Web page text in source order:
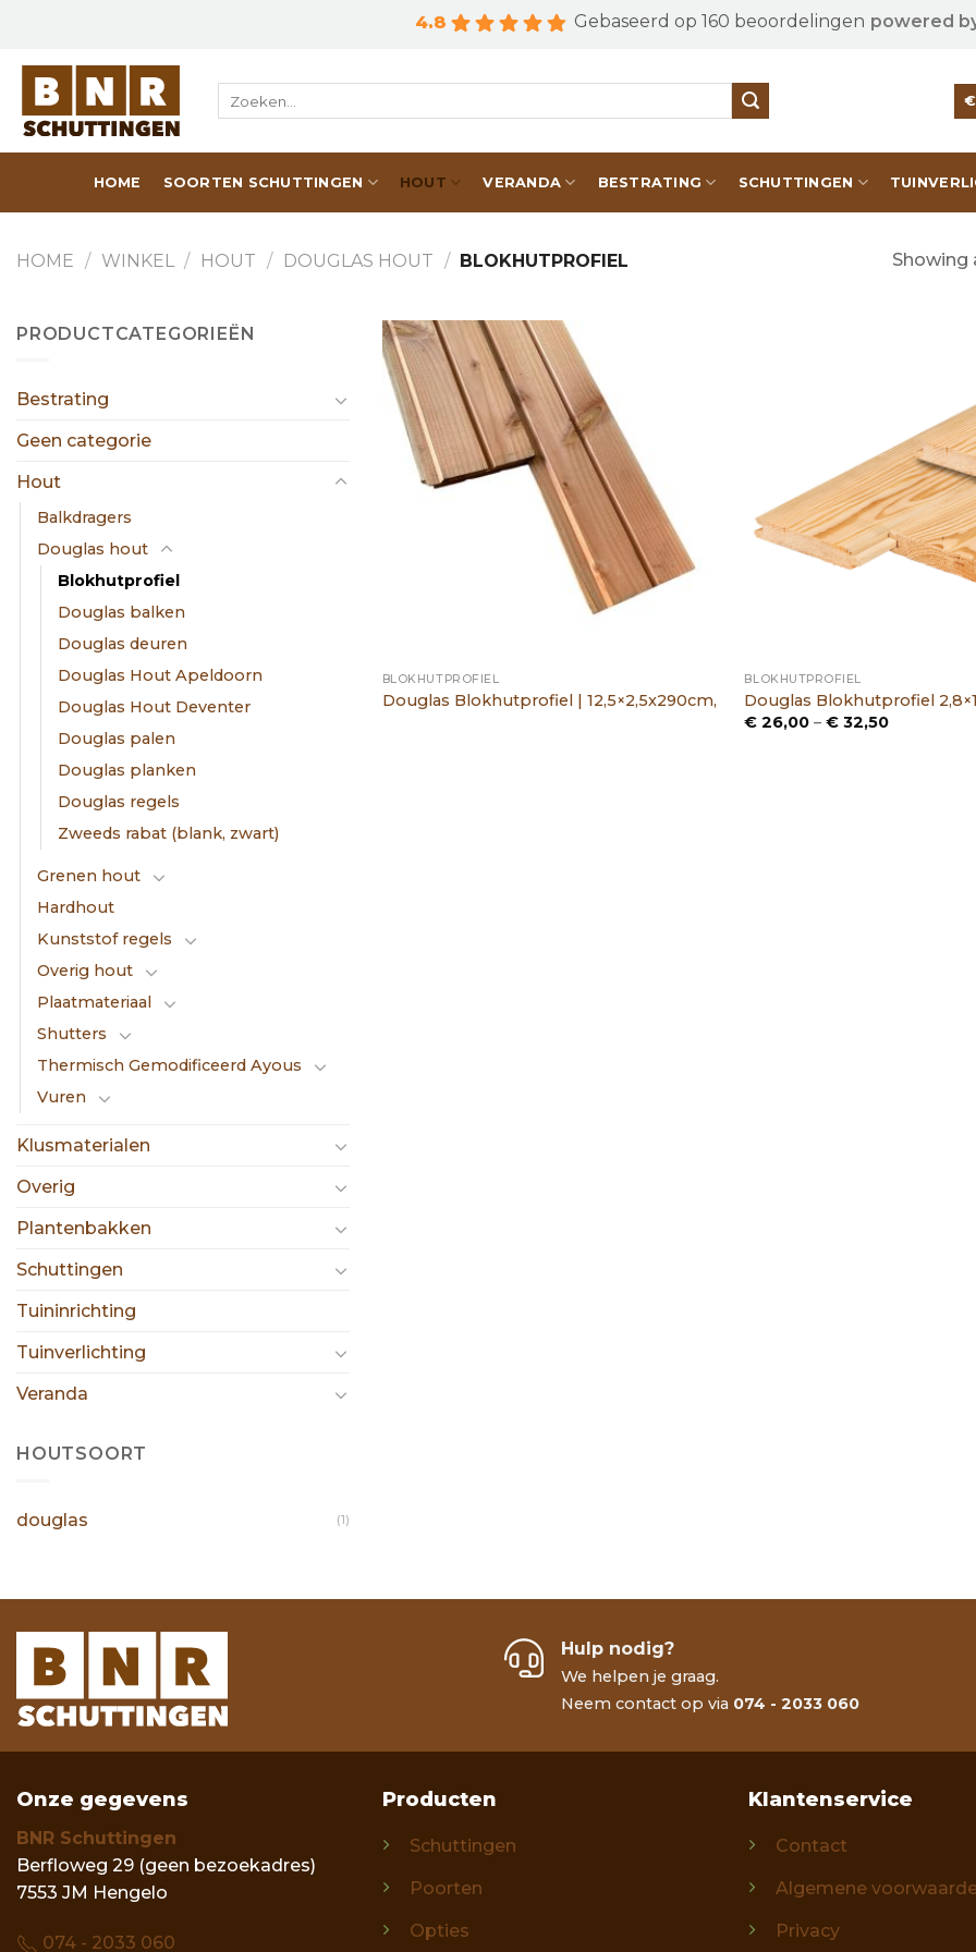
content
4.8 Gebaseerd op 160 beoordelingen powered
€
HOME SOORTEN SCHUTTINGEN HOUT VERANDA BESTRATING SCHUTTINGEN
HOME / WINKEL / HOUT / DOUGLAS HOUT / BLOKHUTPROFIEL Showing
PRODUCTCATEGORIEËN
Bestrating
Geen categorie
Hout
Balkdragers
Douglas hout
Blokhutprofiel
Douglas balken
Douglas deuren
Douglas Hout Apeldoorn
Douglas Hout Deventer
Douglas palen
Douglas planken
Douglas regels
Zweeds rabat (blank, zwart)
Grenen hout
Hardhout
Kunststof regels
Overig hout
Plaatmateriaal
Shutters
Thermisch Gemodificeerd Ayous
Vuren
Klusmaterialen
Overig
Plantenbakken
Schuttingen
Tuininrichting
Tuinverlichting
Veranda
HOUTSOORT
douglas (1)
BLOKHUTPROFIEL
Douglas Blokhutprofiel | 12,5×2,5x290cm,
BLOKHUTPROFIEL
Douglas Blokhutprofiel
€ 26,00 – € 32,50Prijsklasse:
Hulp nodig?
We helpen je graag.
Neem contact op via 074 - 2033 060
Onze gegevens
BNR Schuttingen
Berfloweg 29 (geen bezoekadres)
7553 JM Hengelo
074 - 2033 060
Producten
Schuttingen
Poorten
Opties
Klantenservice
Contact
Algemene
Privacy